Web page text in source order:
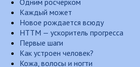
Одним росчерком
Каждый может
Новое рождается всюду
НТТМ — ускоритель прогресса
Первые шаги
Как устроен человек?
Кожа, волосы и ногти